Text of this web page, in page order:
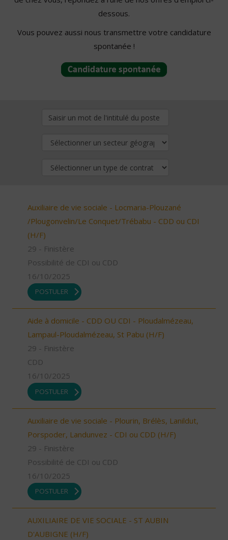
dessous.
Vous pouvez aussi nous transmettre votre candidature
spontanée !
Auxiliaire de vie sociale - Locmaria-Plouzané
/Plougonvelin/Le Conquet/Trébabu - CDD ou CDI
(H/F)
29 - Finistère
Possibilité de CDI ou CDD
16/10/2025
POSTULER
Aide à domicile - CDD OU CDI - Ploudalmézeau,
Lampaul-Ploudalmézeau, St Pabu (H/F)
29 - Finistère
CDD
16/10/2025
POSTULER
Auxiliaire de vie sociale - Plourin, Brélès, Lanildut,
Porspoder, Landunvez - CDI ou CDD (H/F)
29 - Finistère
Possibilité de CDI ou CDD
16/10/2025
POSTULER
AUXILIAIRE DE VIE SOCIALE - ST AUBIN
D'AUBIGNE (H/F)